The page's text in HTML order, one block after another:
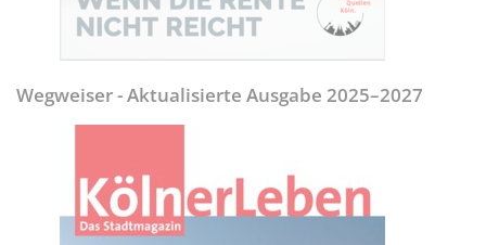
Wegweiser - Aktualisierte Ausgabe 2025–2027